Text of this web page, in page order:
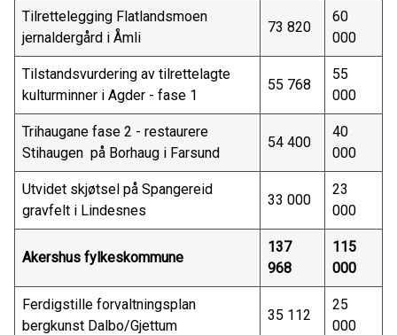
Tilrettelegging Flatlandsmoen
jernaldergård i Åmli
73 820
60
000
Tilstandsvurdering av tilrettelagte
kulturminner i Agder - fase 1
55 768
55
000
Trihaugane fase 2 - restaurere
Stihaugen på Borhaug i Farsund
54 400
40
000
Utvidet skjøtsel på Spangereid
gravfelt i Lindesnes
33 000
23
000
Akershus fylkeskommune
137
968
115
000
Ferdigstille forvaltningsplan
bergkunst Dalbo/Gjettum
35 112
25
000